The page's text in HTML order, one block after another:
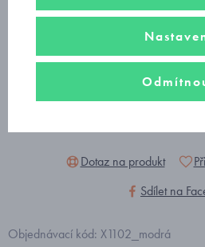
Dotaz na produkt
Sdílet na
Objednávací kód: X1102_modrá